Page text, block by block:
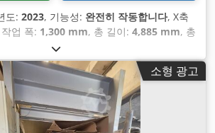
도: 2023, 기능성: 완전히 작동합니다, X축
업 폭: 1,300 mm, 총 길이: 4,885 mm, 총
3,780 mm
전압:380 V, 입력 주파수:50 헤르츠, 에너
시, 보증 기간:12 개월, 소형 광고